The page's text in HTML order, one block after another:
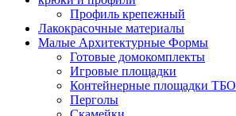
Профиль крепежный
Лакокрасочные материалы
Малые Архитектурные Формы
Готовые домокомплекты
Игровые площадки
Контейнерные площадки ТБО
Перголы